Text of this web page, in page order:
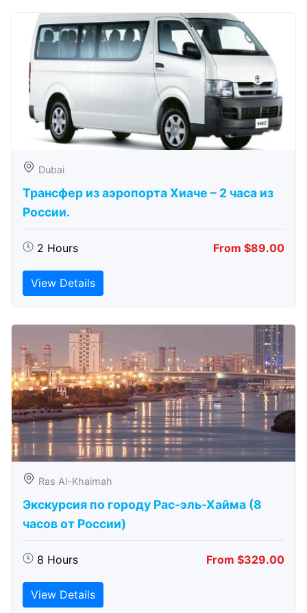
Dubai
Трансфер из аэропорта Хиаче – 2 часа из
России.
2 Hours From $89.00
View Details
Ras Al-Khaimah
Экскурсия по городу Рас-эль-Хайма (8
часов от России)
8 Hours From $329.00
View Details